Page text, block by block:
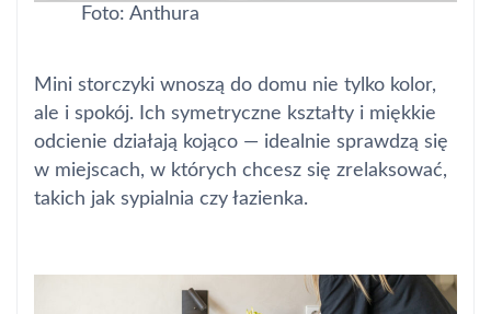
Foto: Anthura
Mini storczyki wnoszą do domu nie tylko kolor,
ale i spokój. Ich symetryczne kształty i miękkie
odcienie działają kojąco — idealnie sprawdzą się
w miejscach, w których chcesz się zrelaksować,
takich jak sypialnia czy łazienka.